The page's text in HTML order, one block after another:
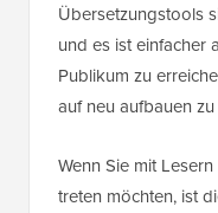
Übersetzungstools
und es ist einfacher
Publikum zu
auf neu aufbauen
Wenn Sie mit
treten möchten, ist